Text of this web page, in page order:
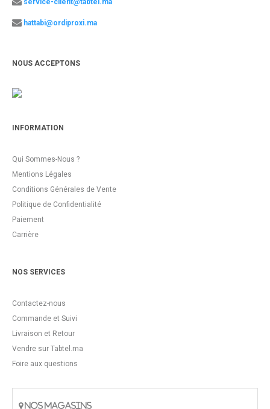
hattabi@ordiproxi.ma
NOUS ACCEPTONS
INFORMATION
Qui Sommes-Nous ?
Mentions Légales
Conditions Générales de Vente
Politique de Confidentialité
Paiement
Carrière
NOS SERVICES
Contactez-nous
Commande et Suivi
Livraison et Retour
Vendre sur Tabtel.ma
Foire aux questions
NOS MAGASINS